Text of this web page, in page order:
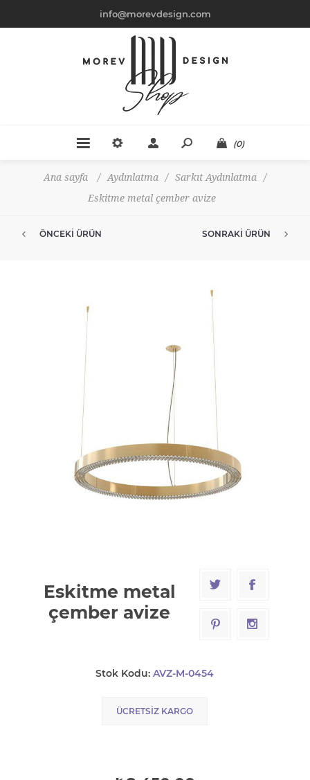
info@morevdesign.com
(0)
Ana sayfa / Aydınlatma / Sarkıt Aydınlatma
/
Eskitme metal çember avize
ÖNCEKI ÜRÜN SONRAKI ÜRÜN
Eskitme metal
çember avize
Stok Kodu: AVZ-M-0454
ÜCRETSIZ KARGO